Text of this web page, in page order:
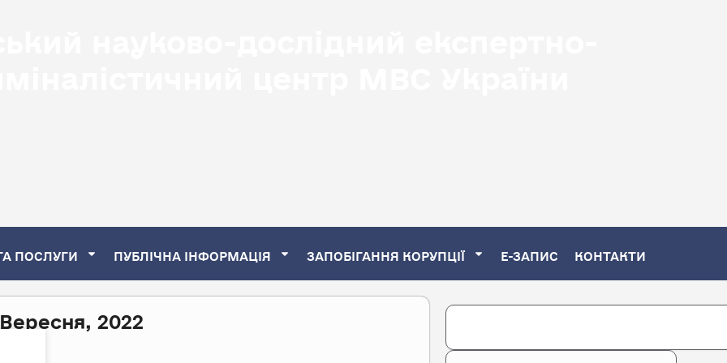
науково-дослідний експертно-
ПОСЛУГИ ПУБЛІЧНА ІНФОРМАЦІЯ ЗАПОБІГАННЯ КОРУПЦІЇ Е-ЗАПИС КОНТАКТИ
2022 Search